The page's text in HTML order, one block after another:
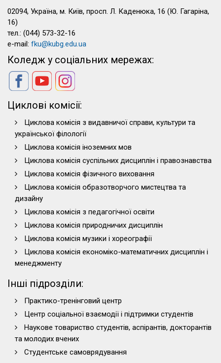
02094, Україна, м. Київ, просп. Л. Каденюка, 16 (Ю. Гагаріна,
16)
тел.: (044) 573-32-16
e-mail: fku@kubg.edu.ua
Коледж у соціальних мережах:
Циклові комісії:
Циклова комісія з видавничої справи, культури та
української філології
Циклова комісія іноземних мов
Циклова комісія суспільних дисциплін і правознавства
Циклова комісія фізичного виховання
Циклова комісія образотворчого мистецтва та
дизайну
Циклова комісія з педагогічної освіти
Циклова комісія природничих дисциплін
Циклова комісія музики і хореографії
Циклова комісія економіко-математичних дисциплін і
менеджменту
Інші підрозділи:
Практико-тренінговий центр
Центр соціальної взаємодії і підтримки студентів
Наукове товариство студентів, аспірантів, докторантів
та молодих вчених
Студентське самоврядування